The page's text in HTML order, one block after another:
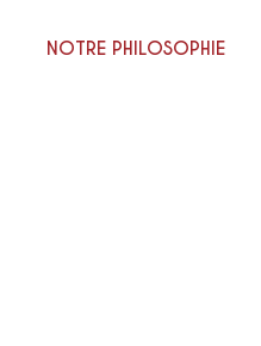
NOTRE PHILOSOPHIE